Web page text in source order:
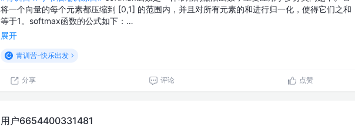
将一个向量的每个元素都压缩到 [0,1] 的范围内，并且对所有元素的和进行归一化，使得它们之和
等于1。softmax函数的公式如下：…
展开
青训营-快乐出发
分享 评论 点赞
用户6654400331481